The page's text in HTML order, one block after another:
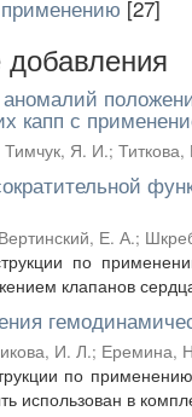
[27]
капп с
Тимчук, Я. И.; Титкова,
Вертинский, Е. А.;
по
клапанов
И. Л.; Еремина,
по
использован в